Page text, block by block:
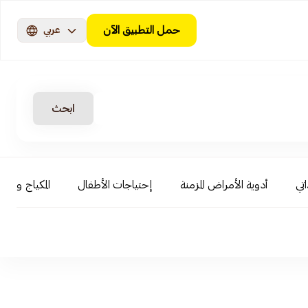
حمل التطبيق الآن عربي
ابحث
أدوية الأمراض المزمنة إحتياجات الأطفال المكياج و